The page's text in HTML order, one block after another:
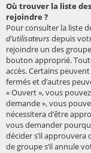
Où trouver la liste
rejoindre ?
Pour consulter la liste
d’utilisateursdepuis
rejoindre un des
bouton approprié.
accès. Certains
fermés et d’autres
« Ouvert », vous
demande », vous
nécessitera d’être
vous demander
décider s’il
de groupe s’il annule